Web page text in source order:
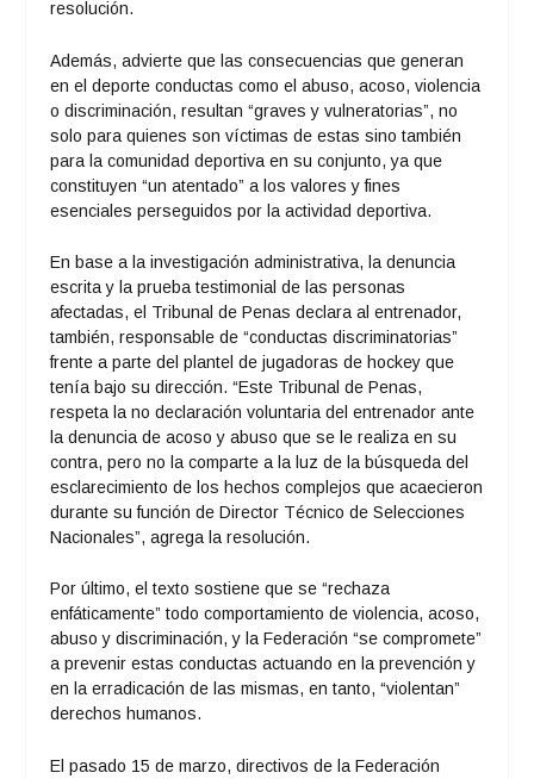
resolución.
Además, advierte que las consecuencias que generan
en el deporte conductas como el abuso, acoso, violencia
o discriminación, resultan “graves y vulneratorias”, no
solo para quienes son víctimas de estas sino también
para la comunidad deportiva en su conjunto, ya que
constituyen “un atentado” a los valores y fines
esenciales perseguidos por la actividad deportiva.
En base a la investigación administrativa, la denuncia
escrita y la prueba testimonial de las personas
afectadas, el Tribunal de Penas declara al entrenador,
también, responsable de “conductas discriminatorias”
frente a parte del plantel de jugadoras de hockey que
tenía bajo su dirección. “Este Tribunal de Penas,
respeta la no declaración voluntaria del entrenador ante
la denuncia de acoso y abuso que se le realiza en su
contra, pero no la comparte a la luz de la búsqueda del
esclarecimiento de los hechos complejos que acaecieron
durante su función de Director Técnico de Selecciones
Nacionales”, agrega la resolución.
Por último, el texto sostiene que se “rechaza
enfáticamente” todo comportamiento de violencia, acoso,
abuso y discriminación, y la Federación “se compromete”
a prevenir estas conductas actuando en la prevención y
en la erradicación de las mismas, en tanto, “violentan”
derechos humanos.
El pasado 15 de marzo, directivos de la Federación